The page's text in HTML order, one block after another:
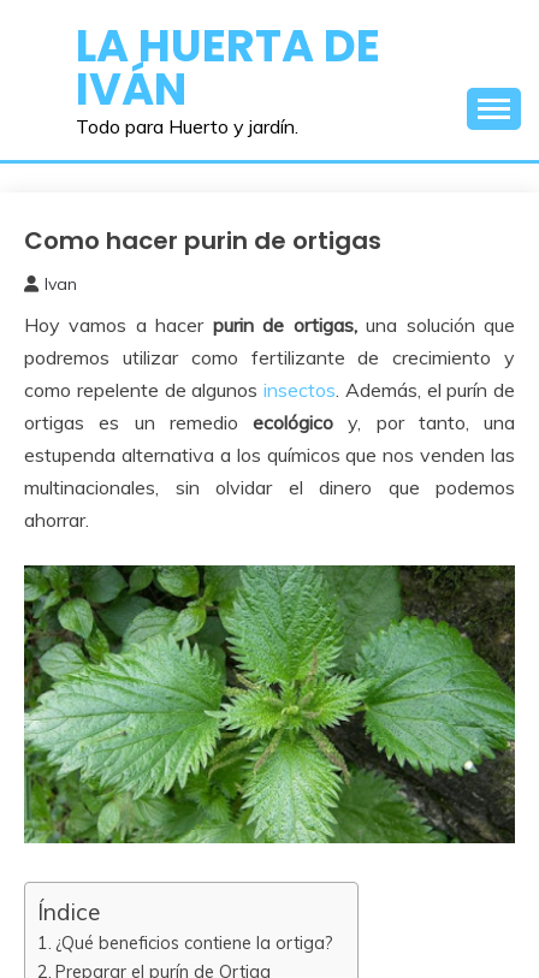
contenidoLA HUERTA DE
IVÁN
Todo para Huerto y jardín.
Abonos y
Como hacer purin de ortigas
diciembre,
2015
Ivan
Hoy vamos a hacer purin de ortigas,una solución que
podremos utilizar como fertilizante de crecimiento y
como repelente de algunos insectos. Además, el purín de
ortigas es un remedio ecológico y, por tanto, una
estupenda alternativa a los químicos que nos venden las
multinacionales, sin olvidar el dinero que podemos
ahorrar.
Índice
¿Qué beneficios contiene la ortiga?
Preparar el purín de Ortiga